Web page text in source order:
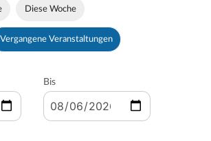
Diese Woche
Vergangene Veranstaltungen
Bis